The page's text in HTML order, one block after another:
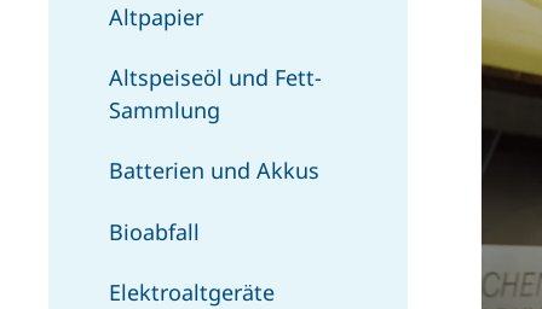
Altpapier
Altspeiseöl und Fett-
Sammlung
Batterien und Akkus
Bioabfall
Elektroaltgeräte